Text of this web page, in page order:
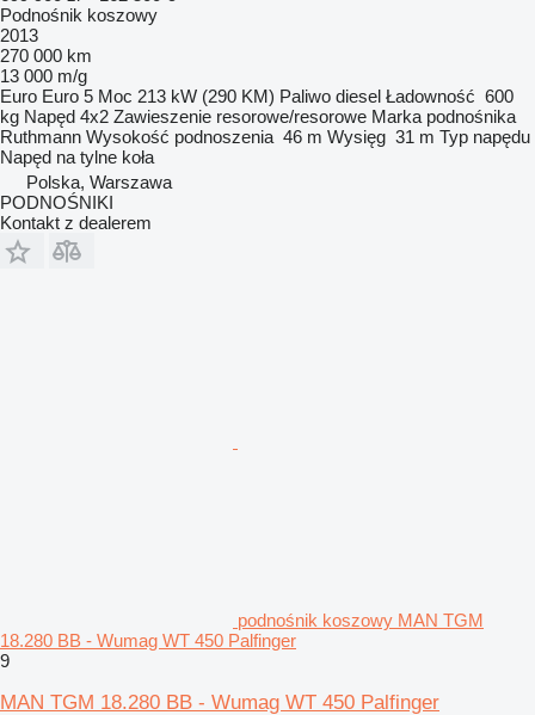
Podnośnik koszowy
2013
270 000 km
13 000 m/g
Euro Euro 5 Moc 213 kW (290 KM) Paliwo diesel Ładowność 600
kg Napęd 4x2 Zawieszenie resorowe/resorowe Marka podnośnika
Ruthmann Wysokość podnoszenia 46 m Wysięg 31 m Typ napędu
Napęd na tylne koła
Polska, Warszawa
PODNOŚNIKI
Kontakt z dealerem
podnośnik koszowy MAN TGM
18.280 BB - Wumag WT 450 Palfinger
9
MAN TGM 18.280 BB - Wumag WT 450 Palfinger